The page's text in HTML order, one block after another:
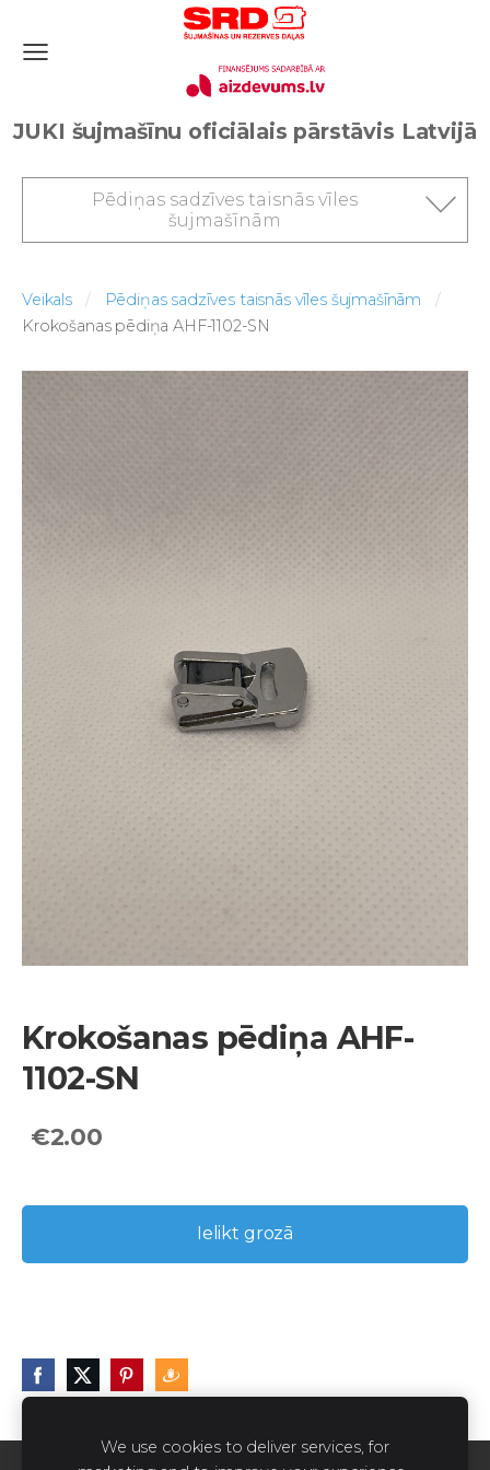
JUKI šujmašīnu oficiālais pārstāvis Latvijā
Pēdiņas sadzīves taisnās vīles
šujmašīnām
Veikals
Pēdiņas sadzīves taisnās vīles šujmašīnām
Krokošanas pēdiņa AHF-1102-SN
Krokošanas pēdiņa AHF-
1102-SN
€2.00
Ielikt grozā
We use cookies to deliver services, for